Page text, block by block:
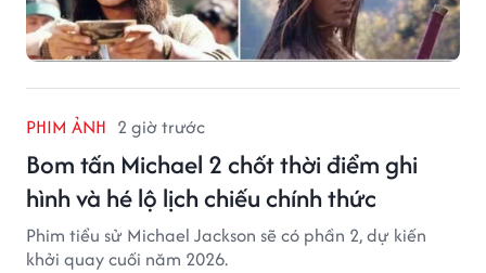
PHIM ẢNH 2 giờ trước
Bom tấn Michael 2 chốt thời điểm ghi
hình và hé lộ lịch chiếu chính thức
Phim tiểu sử Michael Jackson sẽ có phần 2, dự kiến
khởi quay cuối năm 2026.